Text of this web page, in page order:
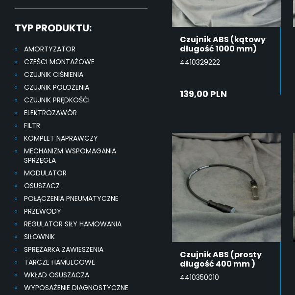
TYP PRODUKTU:
AMORTYZATOR
CZEŚCI MONTAŻOWE
CZUJNIK CIŚNIENIA
CZUJNIK POŁOŻENIA
CZUJNIK PRĘDKOŚĆI
ELEKTROZAWÓR
FILTR
KOMPLET NAPRAWCZY
MECHANIZM WSPOMAGANIA
SPRZĘGŁA
MODULATOR
OSUSZACZ
POŁĄCZENIA PNEUMATYCZNE
PRZEWODY
REGULATOR SIŁY HAMOWANIA
SIŁOWNIK
SPRĘŻARKA ZAWIESZENIA
TARCZE HAMULCOWE
WKŁAD OSUSZACZA
WYPOSAŻENIE DIAGNOSTYCZNE
Czujnik ABS (kątowy
długość 1000 mm)
4410329222
139,00 PLN
KOSZYKA
Czujnik ABS (prosty
długość 400 mm )
4410350010